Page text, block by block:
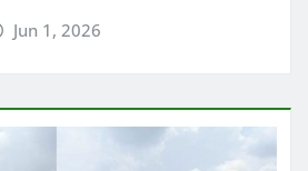
Jun 1, 2026